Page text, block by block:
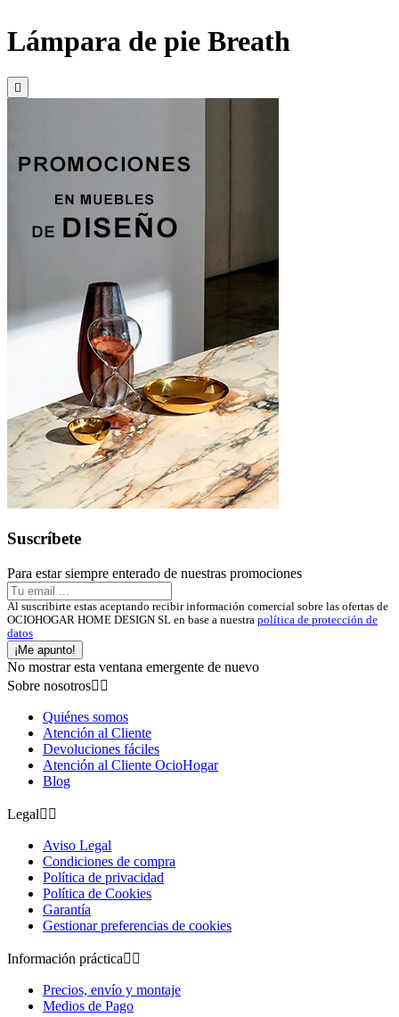
Lámpara de pie Breath

Suscríbete
Para estar siempre enterado de nuestras promociones
Al suscribirte estas aceptando recibir información comercial sobre las ofertas de
OCIOHOGAR HOME DESIGN SL en base a nuestra política de protección de
datos
¡Me apunto!
No mostrar esta ventana emergente de nuevo
Sobre nosotros 
Quiénes somos
Atención al Cliente
Devoluciones fáciles
Atención al Cliente OcioHogar
Blog
Legal 
Aviso Legal
Condiciones de compra
Política de privacidad
Política de Cookies
Garantía
Gestionar preferencias de cookies
Información práctica 
Precios, envío y montaje
Medios de Pago